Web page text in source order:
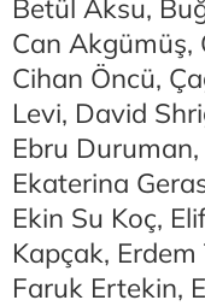
Betül Aksu,
Can Akgümüş,
Cihan Öncü,
Levi, David
Ebru Duruman,
Ekaterina
Ekin Su Koç,
Kapçak,
Faruk Ertekin,